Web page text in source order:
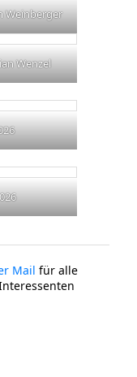
Weinberger
Wenzel
Mail für alle